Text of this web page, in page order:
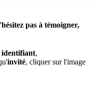
pas à témoigner,
identifiant,
invité, cliquer sur l'image